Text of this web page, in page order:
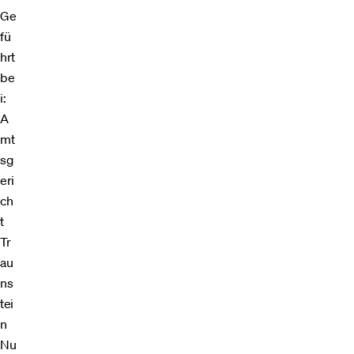
Ge
fü
hrt
be
i:
A
mt
sg
eri
ch
t
Tr
au
ns
tei
n
Nu